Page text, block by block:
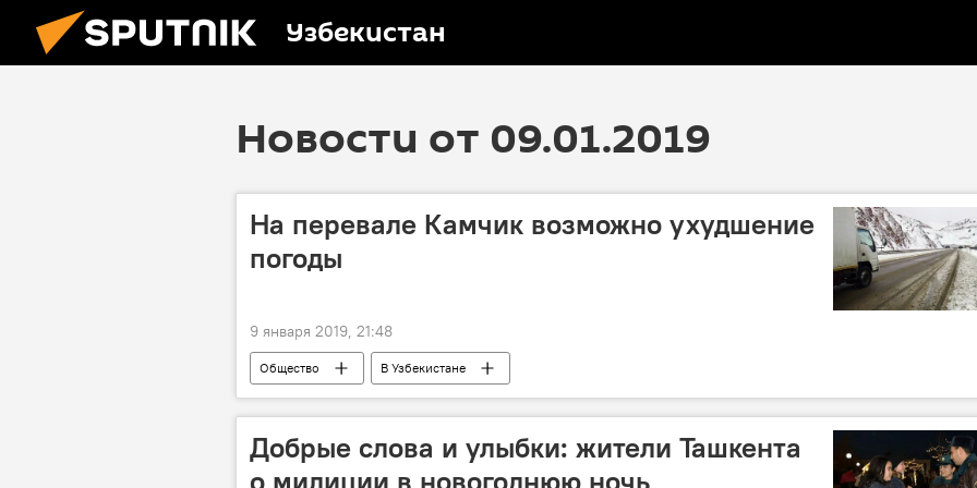
Узбекистан
Новости от 09.01.2019
На перевале Камчик возможно ухудшение
погоды
9 января 2019, 21:48
Общество В Узбекистане
Добрые слова и улыбки: жители Ташкента